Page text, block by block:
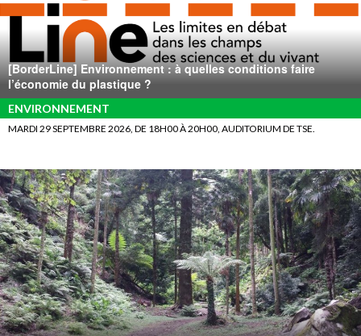
[BorderLine] Environnement : à quelles conditions faire
l’économie du plastique ?
ENVIRONNEMENT
MARDI 29 SEPTEMBRE 2026, DE 18H00 À 20H00, AUDITORIUM DE TSE.